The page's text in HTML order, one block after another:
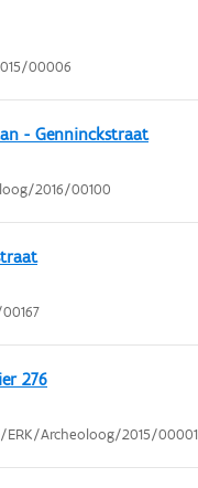
00006
- Genninckstraat
2016/00100
276
ERK/Archeoloog/2015/00001